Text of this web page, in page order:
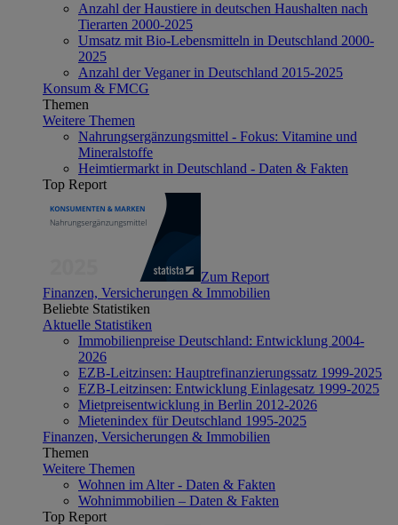
Anzahl der Haustiere in deutschen Haushalten nach
Tierarten 2000-2025
Umsatz mit Bio-Lebensmitteln in Deutschland 2000-
2025
Anzahl der Veganer in Deutschland 2015-2025
Konsum & FMCG
Themen
Weitere Themen
Nahrungsergänzungsmittel - Fokus: Vitamine und
Mineralstoffe
Heimtiermarkt in Deutschland - Daten & Fakten
Top Report
Zum Report
Finanzen, Versicherungen & Immobilien
Beliebte Statistiken
Aktuelle Statistiken
Immobilienpreise Deutschland: Entwicklung 2004-
2026
EZB-Leitzinsen: Hauptrefinanzierungssatz 1999-2025
EZB-Leitzinsen: Entwicklung Einlagesatz 1999-2025
Mietpreisentwicklung in Berlin 2012-2026
Mietenindex für Deutschland 1995-2025
Finanzen, Versicherungen & Immobilien
Themen
Weitere Themen
Wohnen im Alter - Daten & Fakten
Wohnimmobilien – Daten & Fakten
Top Report